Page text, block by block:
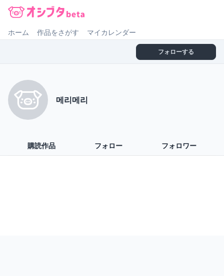
ホーム 作品をさがす マイカレンダー
フォローする
메리메리
購読作品 フォロー フォロワー